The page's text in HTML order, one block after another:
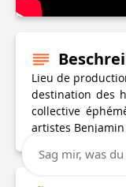
Lieu de
destination des
collective
artistes
Sag mir, was